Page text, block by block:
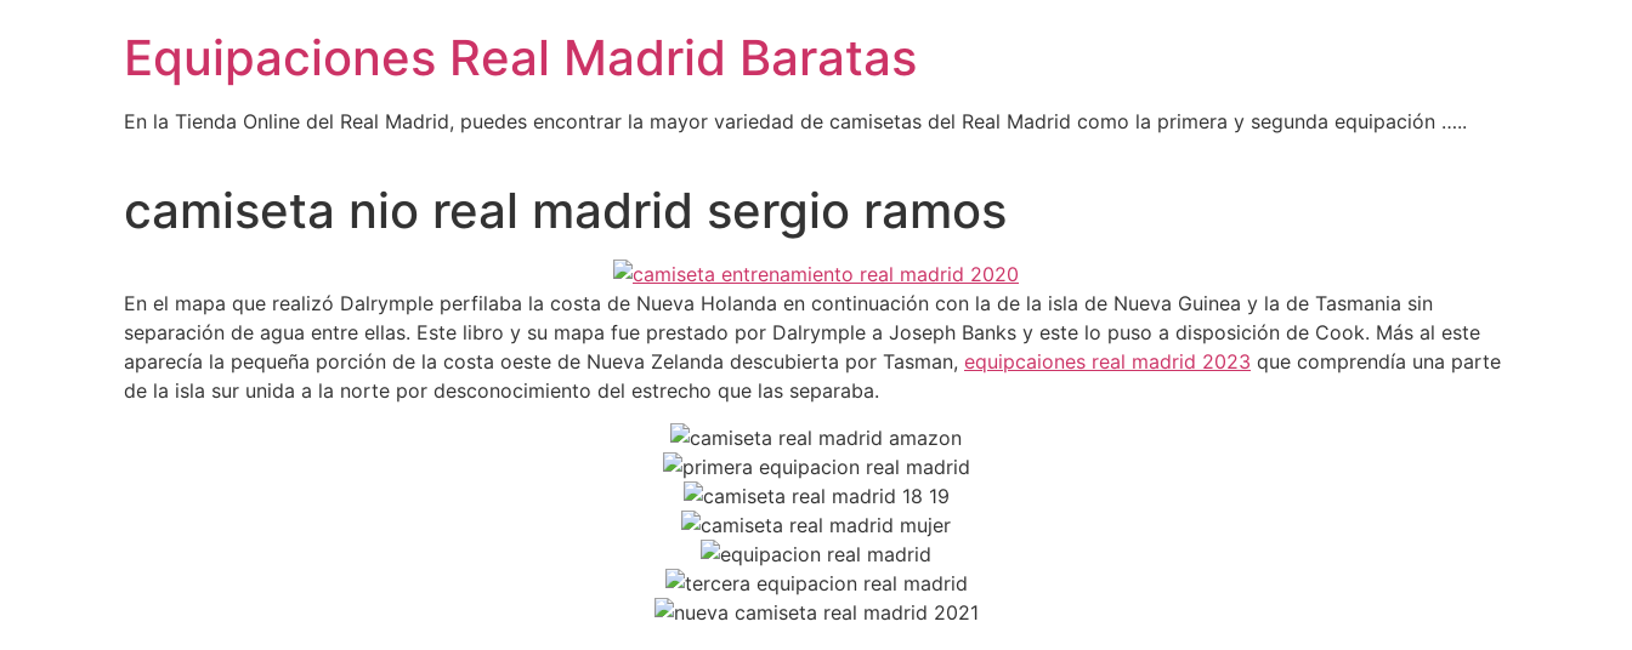
Equipaciones Real Madrid Baratas
En la Tienda Online del Real Madrid, puedes encontrar la mayor variedad de camisetas del Real Madrid como la primera y segunda equipación …..
camiseta nio real madrid sergio ramos
En el mapa que realizó Dalrymple perfilaba la costa de Nueva Holanda en continuación con la de la isla de Nueva Guinea y la de Tasmania sin
separación de agua entre ellas. Este libro y su mapa fue prestado por Dalrymple a Joseph Banks y este lo puso a disposición de Cook. Más al este
aparecía la pequeña porción de la costa oeste de Nueva Zelanda descubierta por Tasman, equipcaiones real madrid 2023 que comprendía una parte
de la isla sur unida a la norte por desconocimiento del estrecho que las separaba.